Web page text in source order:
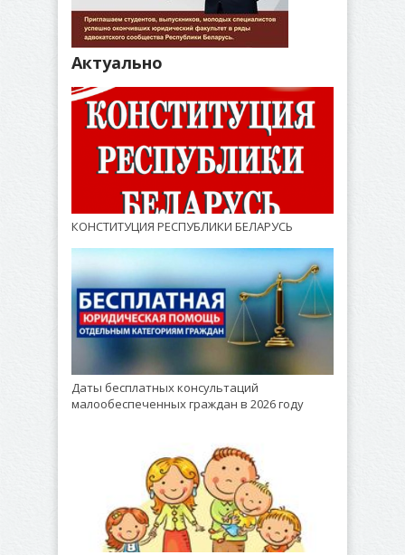
Актуально
КОНСТИТУЦИЯ РЕСПУБЛИКИ БЕЛАРУСЬ
Даты бесплатных консультаций
малообеспеченных граждан в 2026 году